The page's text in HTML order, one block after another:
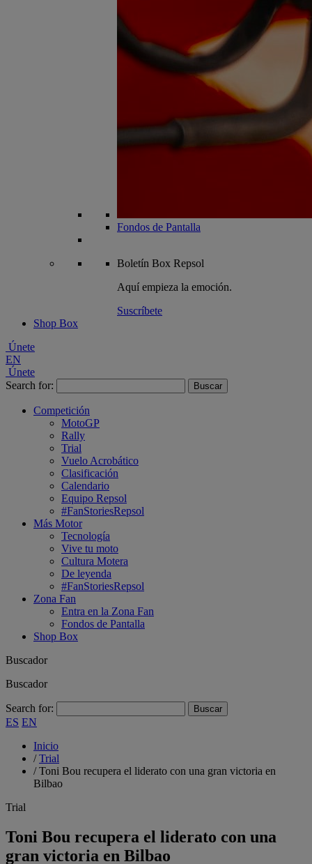
Fondos de Pantalla
Boletín Box Repsol
Aquí empieza la emoción.
Suscríbete
Shop Box
Únete
EN
Únete
Search for:
Competición
MotoGP
Rally
Trial
Vuelo Acrobático
Clasificación
Calendario
Equipo Repsol
#FanStoriesRepsol
Más Motor
Tecnología
Vive tu moto
Cultura Motera
De leyenda
#FanStoriesRepsol
Zona Fan
Entra en la Zona Fan
Fondos de Pantalla
Shop Box
Buscador
Buscador
Search for:
ES EN
Inicio
/Trial
/Toni Bou recupera el liderato con una gran victoria en
Bilbao
Trial
Toni Bou recupera el liderato con una
gran victoria en Bilbao